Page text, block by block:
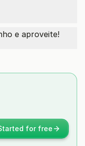
e aproveite!
for free